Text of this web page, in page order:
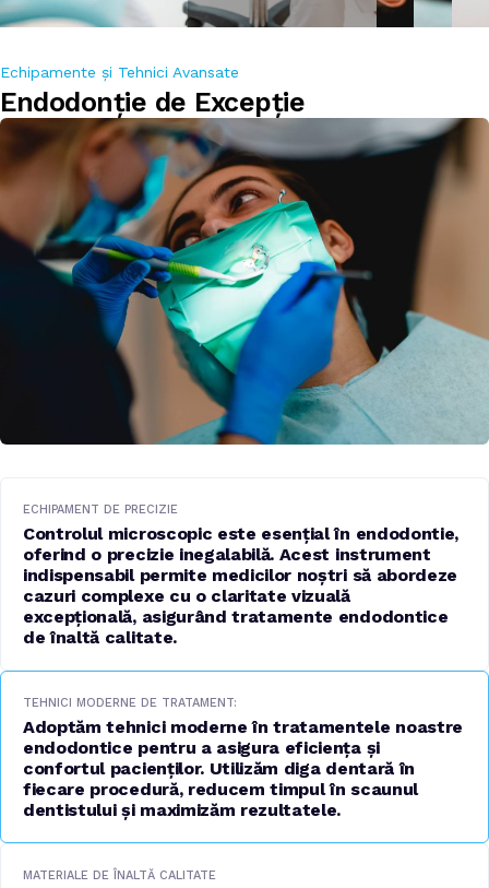
Echipamente și Tehnici Avansate
Endodonție de Excepție
ECHIPAMENT DE PRECIZIE
Controlul microscopic este esențial în endodontie,
oferind o precizie inegalabilă. Acest instrument
indispensabil permite medicilor noștri să abordeze
cazuri complexe cu o claritate vizuală
excepțională, asigurând tratamente endodontice
de înaltă calitate.
TEHNICI MODERNE DE TRATAMENT:
Adoptăm tehnici moderne în tratamentele noastre
endodontice pentru a asigura eficiența și
confortul pacienților. Utilizăm diga dentară în
fiecare procedură, reducem timpul în scaunul
dentistului și maximizăm rezultatele.
MATERIALE DE ÎNALTĂ CALITATE